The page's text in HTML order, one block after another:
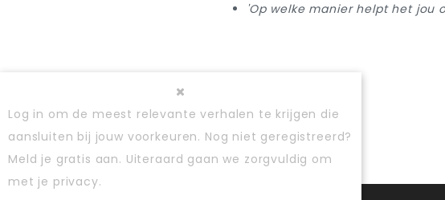
'Op welke manier helpt het jou
Gebruiker registratie informatie banner
Log in om de meest relevante verhalen te krijgen die
aansluiten bij jouw voorkeuren. Nog niet geregistreerd?
Meld je gratis aan. Uiteraard gaan we zorgvuldig om
met je privacy.